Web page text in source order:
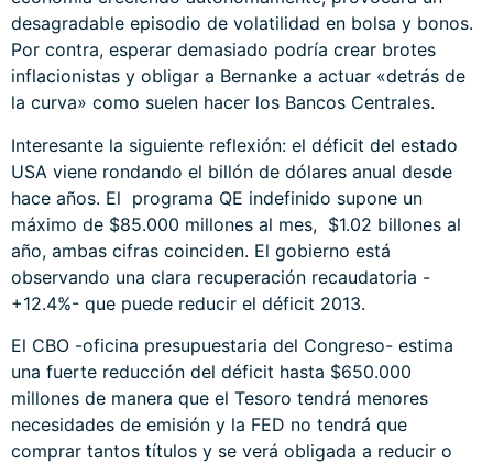
desagradable episodio de volatilidad en bolsa y bonos.
Por contra, esperar demasiado podría crear brotes
inflacionistas y obligar a Bernanke a actuar «detrás de
la curva» como suelen hacer los Bancos Centrales.
Interesante la siguiente reflexión: el déficit del estado
USA viene rondando el billón de dólares anual desde
hace años. El programa QE indefinido supone un
máximo de $85.000 millones al mes, $1.02 billones al
año, ambas cifras coinciden. El gobierno está
observando una clara recuperación recaudatoria -
+12.4%- que puede reducir el déficit 2013.
El CBO -oficina presupuestaria del Congreso- estima
una fuerte reducción del déficit hasta $650.000
millones de manera que el Tesoro tendrá menores
necesidades de emisión y la FED no tendrá que
comprar tantos títulos y se verá obligada a reducir o